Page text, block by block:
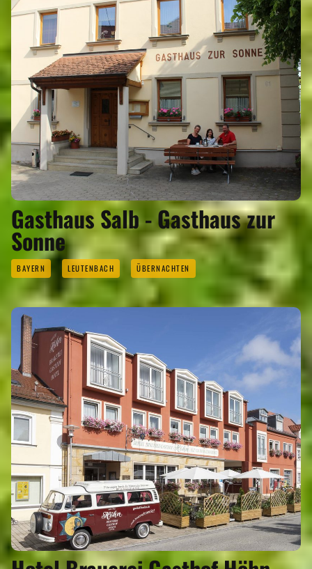
Gasthaus Salb - Gasthaus zur
Sonne
BAYERN LEUTENBACH ÜBERNACHTEN